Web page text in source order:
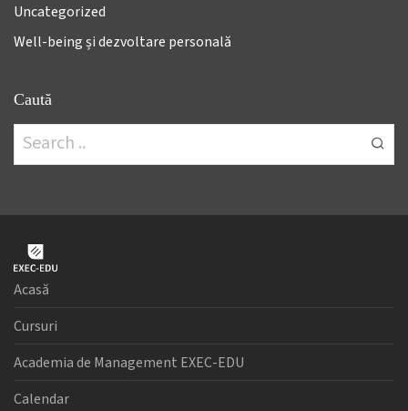
Uncategorized
Well-being și dezvoltare personală
Caută
Acasă
Cursuri
Academia de Management EXEC-EDU
Calendar